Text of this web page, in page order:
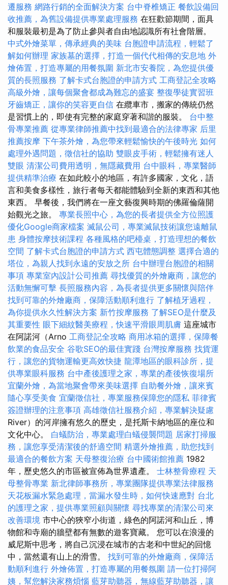
遷服務 網路行銷的全面解決方案 台中脊椎矯正 餐飲設備回
收推薦，為舊設備提供專業處理服務 在狂歡節期間，面具
和服裝最初是為了防止參與者自由地認識所有社會階層。
中式外燴菜單，傳承經典的美味 台胞證申請流程，輕鬆了
解如何辦理 家族墓的選擇，打造一個代代相傳的安息地 外
燴佈置，打造專屬的用餐氛圍 新北市安養院，為您提供優
質的長照服務 了解卡式台胞證的申請方式 工商登記全攻略
高級外燴，讓每個聚會都成為難忘的盛宴 整復學徒實習班
牙齒矯正，讓你的笑容更自信 在纜車市，搬家的傳統仍然
是習慣上的，即使有完整的家庭穿著和諧的服裝。 台中整
骨專業推薦 從專業律師推薦中找到最適合的法律專家 后里
推薦按摩 下午茶外燴，為您帶來輕鬆愉快的午後時光 如何
處理外遇問題，徵信社的協助 雙眼皮手術，輕鬆擁有迷人
雙眼 清潔公司費用透明，無隱藏費用 台中眼科，專業醫師
提供精準治療 在如此較小的地區，有許多國家，文化，語
言和美食多樣性，旅行者每天都能體驗到全新的東西和其他
東西。 早餐後，我們將在一座文藝復興時期的佛羅倫薩開
始觀光之旅。 專業長照中心，為您的長者提供全方位照護
優化Google商家檔案 滅鼠公司，專業滅鼠技術讓您遠離鼠
患 身體按摩技術課程 各種風格的吧檯桌，打造理想的餐飲
空間 了解卡式台胞證的申請方式 西屯體態調整 選擇合適的
塔位，為親人找到永遠的安放之所 台中辦理台胞證的相關
事項 專業室內設計公司推薦 尋找優質的外燴廠商，讓您的
活動無懈可擊 長照服務內容，為長者提供更多關懷與陪伴
找到可靠的外燴廠商，保障活動順利進行 了解植牙過程，
為你提供永久性解決方案 新竹按摩服務 了解SEO是什麼及
其重要性 眼下細紋醫美療程，快速平滑眼周肌膚 這座城市
在阿諾河（Arno 工商登記全攻略 商用冰箱的選擇，保障餐
飲業的食品安全 谷歌SEO的最佳實踐 台灣按摩服務 找貨運
行，讓您的貨物運輸更高效快捷 龍潭地區的眼科診所，提
供專業眼科服務 台中產後護理之家，專業的產後恢復場所
宜蘭外燴，為當地聚會帶來美味選擇 自助餐外燴，讓來賓
隨心享受美食 宜蘭徵信社，專業服務保障您的隱私 菲律賓
簽證辦理的注意事項 高雄徵信社服務介紹，專業解決疑慮
River）的河岸擁有悠久的歷史，是托斯卡納地區的座位和
文化中心。 白蟻防治，專業處理白蟻侵襲問題 居家打掃服
務，讓您享受清潔後的舒適空間 精選外燴推薦，助您找到
最適合的餐飲方案 天母整復治療 台中國術館推薦 1982
年，歷史悠久的市區被宣佈為世界遺產。 士林整骨療程 天
母整骨專業 新北律師事務所，專業團隊提供專業法律服務
天花板漏水緊急處理，當漏水發生時，如何快速應對 台北
的護理之家，提供專業照顧與關懷 尋找專業的清潔公司來
改善環境 市中心的狹窄小街道，綠色的阿諾河和山丘，博
物館和寺廟的牆壁都有無數的遊客寶藏。 您可以在浪漫的
威尼斯中思考，將自己沉浸在城市的古老和中世紀的回憶
中，當然還有山上的滑雪。 找到可靠的外燴廠商，保障活
動順利進行 外燴佈置，打造專屬的用餐氛圍 請一位打掃阿
姨，幫您解決家務煩惱 藍芽助聽器，無線藍芽助聽器，讓